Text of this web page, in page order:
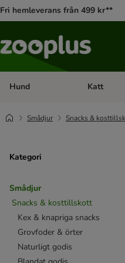
Fri hemleverans från 499 kr**
Hund Open
Katt
Smådjur Snacks &
Kategori
Smådjur
Snacks & kosttillskott
Kex & knapriga snacks
Grovfoder & örter
Naturligt godis